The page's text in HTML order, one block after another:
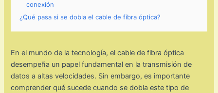
conexión
¿Qué pasa si se dobla el cable de fibra óptica?
En el mundo de la tecnología, el cable de fibra óptica
desempeña un papel fundamental en la transmisión de
datos a altas velocidades. Sin embargo, es importante
comprender qué sucede cuando se dobla este tipo de